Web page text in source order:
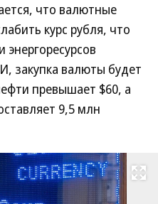
что валютные
курс рубля, что
энергоресурсов
закупка валюты будет
превышает $60, а
9,5 млн
Развернуть